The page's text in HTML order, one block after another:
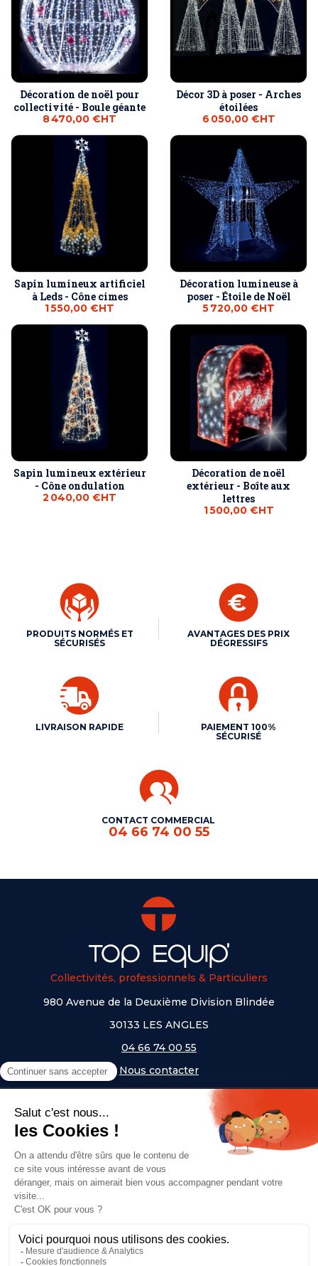
Décoration de noël pour
collectivité - Boule géante
8 470,00 €HT
Décor 3D à poser - Arches
étoilées
6 050,00 €HT
Sapin lumineux artificiel
à Leds - Cône cimes
1 550,00 €HT
Décoration lumineuse à
poser - Étoile de Noël
5 720,00 €HT
Sapin lumineux extérieur
- Cône ondulation
2 040,00 €HT
Décoration de noël
extérieur - Boîte aux
lettres
1 500,00 €HT
PRODUITS NORMÉS ET
SÉCURISÉS
AVANTAGES DES PRIX
DÉGRESSIFS
LIVRAISON RAPIDE
PAIEMENT 100%
SÉCURISÉ
CONTACT COMMERCIAL
04 66 74 00 55
Collectivités, professionnels & Particuliers
980 Avenue de la Deuxième Division Blindée
30133 LES ANGLES
04 66 74 00 55
Nous contacter
NOS UNIVERS
- Serem
- Lifetime
- Mottez